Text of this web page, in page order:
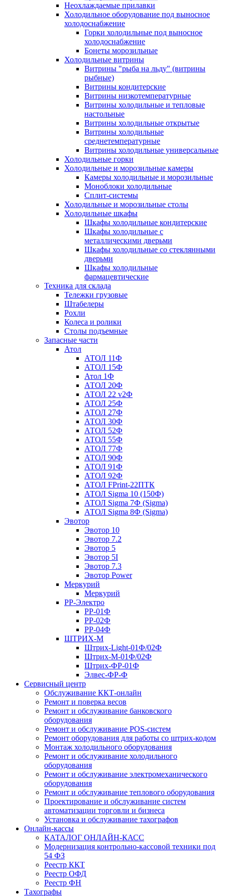
Неохлаждаемые прилавки
Холодильное оборудование под выносное
холодоснабжение
Горки холодильные под выносное
холодоснабжение
Бонеты морозильные
Холодильные витрины
Витрины "рыба на льду" (витрины
рыбные)
Витрины кондитерские
Витрины низкотемпературные
Витрины холодильные и тепловые
настольные
Витрины холодильные открытые
Витрины холодильные
среднетемпературные
Витрины холодильные универсальные
Холодильные горки
Холодильные и морозильные камеры
Камеры холодильные и морозильные
Моноблоки холодильные
Сплит-системы
Холодильные и морозильные столы
Холодильные шкафы
Шкафы холодильные кондитерские
Шкафы холодильные с
металлическими дверьми
Шкафы холодильные со стеклянными
дверьми
Шкафы холодильные
фармацевтические
Техника для склада
Тележки грузовые
Штабелеры
Рохли
Колеса и ролики
Столы подъемные
Запасные части
Атол
АТОЛ 11Ф
АТОЛ 15Ф
Атол 1Ф
АТОЛ 20Ф
АТОЛ 22 v2Ф
АТОЛ 25Ф
АТОЛ 27Ф
АТОЛ 30Ф
АТОЛ 52Ф
АТОЛ 55Ф
АТОЛ 77Ф
АТОЛ 90Ф
АТОЛ 91Ф
АТОЛ 92Ф
АТОЛ FPrint-22ПТК
АТОЛ Sigma 10 (150Ф)
АТОЛ Sigma 7Ф (Sigma)
АТОЛ Sigma 8Ф (Sigma)
Эвотор
Эвотор 10
Эвотор 7.2
Эвотор 5
Эвотор 5I
Эвотор 7.3
Эвотор Power
Меркурий
Меркурий
РР-Электро
РР-01Ф
РР-02Ф
РР-04Ф
ШТРИХ-М
Штрих-Light-01Ф/02Ф
Штрих-М-01Ф/02Ф
Штрих-ФР-01Ф
Элвес-ФР-Ф
Сервисный центр
Обслуживание ККТ-онлайн
Ремонт и поверка весов
Ремонт и обслуживание банковского
оборудования
Ремонт и обслуживание POS-систем
Ремонт оборудования для работы со штрих-кодом
Монтаж холодильного оборудования
Ремонт и обслуживание холодильного
оборудования
Ремонт и обслуживание электромеханического
оборудования
Ремонт и обслуживание теплового оборудования
Проектирование и обслуживание систем
автоматизации торговли и бизнеса
Установка и обслуживание тахографов
Онлайн-кассы
КАТАЛОГ ОНЛАЙН-КАСС
Модернизация контрольно-кассовой техники под
54 ФЗ
Реестр ККТ
Реестр ОФД
Реестр ФН
Тахографы